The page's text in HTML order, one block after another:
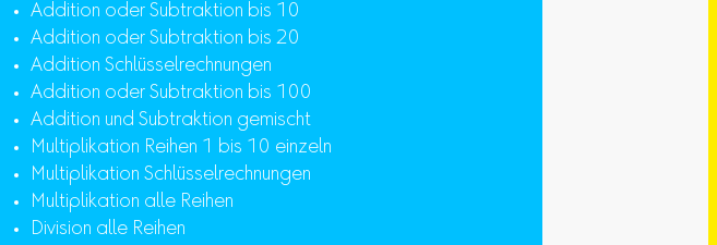
Addition oder Subtraktion bis 10
Addition oder Subtraktion bis 20
Addition Schlüsselrechnungen
Addition oder Subtraktion bis 100
Addition und Subtraktion gemischt
Multiplikation Reihen 1 bis 10 einzeln
Multiplikation Schlüsselrechnungen
Multiplikation alle Reihen
Division alle Reihen